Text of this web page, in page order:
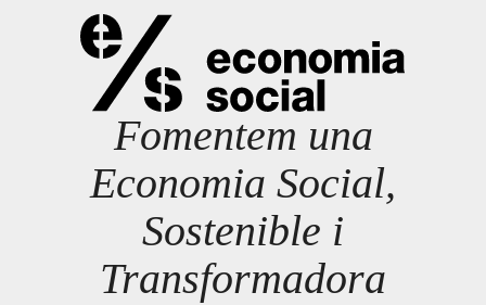
Fomentem una
Economia Social,
Sostenible i
Transformadora